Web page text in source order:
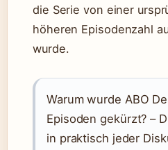
die Serie von einer
höheren Episodenzahl
wurde.
Warum wurde ABO
Episoden gekürzt? –
in praktisch jeder